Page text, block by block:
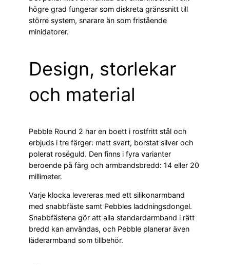
högre grad fungerar som diskreta gränssnitt till
större system, snarare än som fristående
minidatorer.
Design, storlekar
och material
Pebble Round 2 har en boett i rostfritt stål och
erbjuds i tre färger: matt svart, borstat silver och
polerat roséguld. Den finns i fyra varianter
beroende på färg och armbandsbredd: 14 eller 20
millimeter.
Varje klocka levereras med ett silikonarmband
med snabbfäste samt Pebbles laddningsdongel.
Snabbfästena gör att alla standardarmband i rätt
bredd kan användas, och Pebble planerar även
läderarmband som tillbehör.